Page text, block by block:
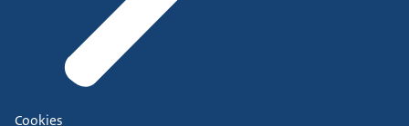
Cookies